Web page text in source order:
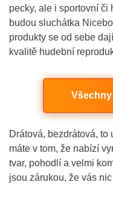
pecky, ale i sportovní či
budou sluchátka
produkty se od sebe
kvalitě hudební
Drátová, bezdrátová, to
máte v tom, že nabízí
tvar, pohodlí a velmi
jsou zárukou, že vás